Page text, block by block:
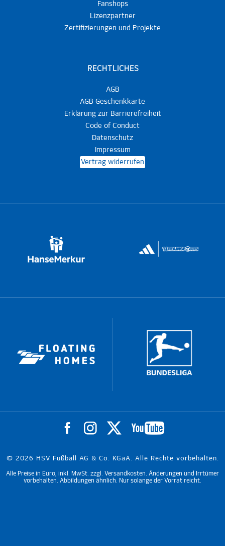
Fanshops
Lizenzpartner
Zertifizierungen und Projekte
RECHTLICHES
AGB
AGB Geschenkkarte
Erklärung zur Barrierefreiheit
Code of Conduct
Datenschutz
Impressum
Vertrag widerrufen
© 2026 HSV Fußball AG & Co. KGaA. Alle Rechte vorbehalten.
Alle Preise in Euro, inkl. MwSt. zzgl. Versandkosten. Änderungen und Irrtümer
vorbehalten. Abbildungen ähnlich. Nur solange der Vorrat reicht.